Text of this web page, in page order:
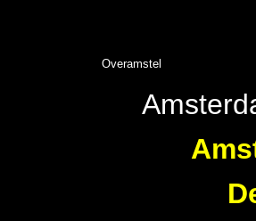
Overamstel